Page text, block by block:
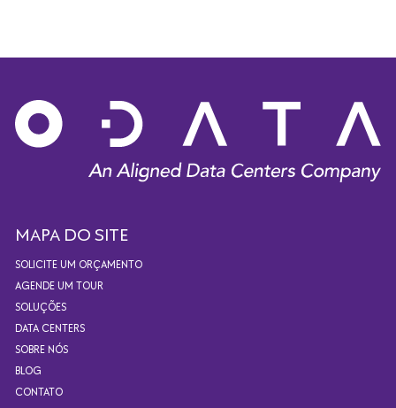
MAPA DO SITE
SOLICITE UM ORÇAMENTO
AGENDE UM TOUR
SOLUÇÕES
DATA CENTERS
SOBRE NÓS
BLOG
CONTATO